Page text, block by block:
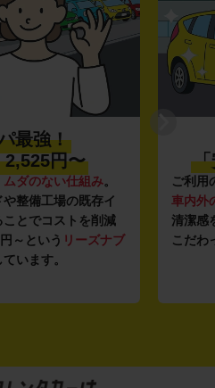
プロ品質の
「安心・安全・清
ご利用のたびに、
24項目の
車内外の清掃・除菌
を徹底
清潔感を感じていただける車
こだわっています。